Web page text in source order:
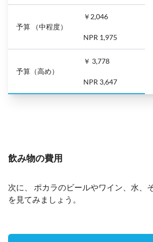
予算 （中程度）
￥2,046
NPR 1,975
予算（高め）
￥ 3,778
NPR 3,647
飲み物の費用
次に、 ポカラのビールやワイン、水、
を見てみましょう。